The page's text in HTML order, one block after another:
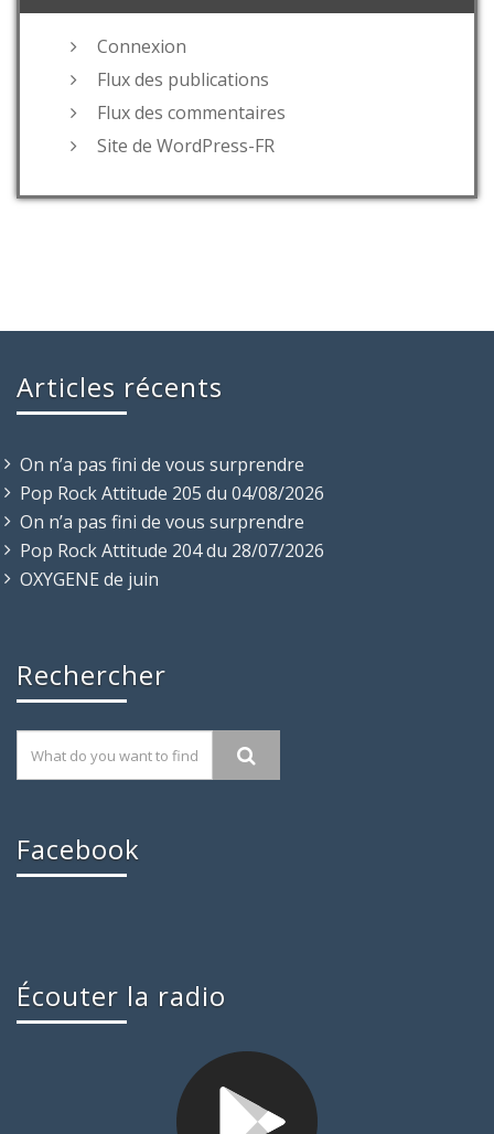
Connexion
Flux des publications
Flux des commentaires
Site de WordPress-FR
Articles récents
On n’a pas fini de vous surprendre
Pop Rock Attitude 205 du 04/08/2026
On n’a pas fini de vous surprendre
Pop Rock Attitude 204 du 28/07/2026
OXYGENE de juin
Rechercher
Facebook
Écouter la radio